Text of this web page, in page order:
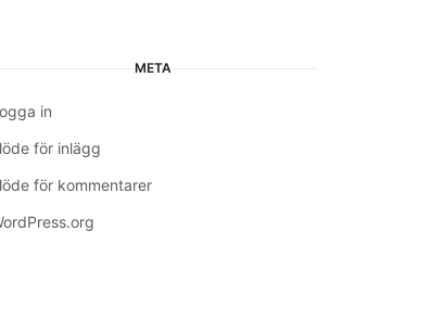
META
in
för inlägg
för kommentarer